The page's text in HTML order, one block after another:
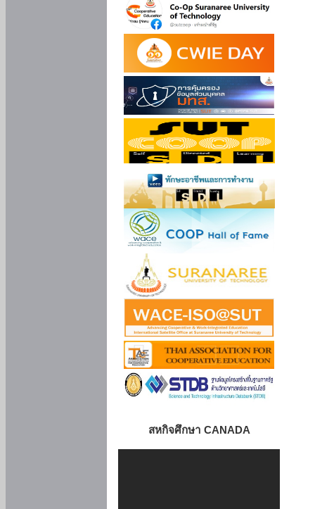
สหกิจศึกษา CANADA